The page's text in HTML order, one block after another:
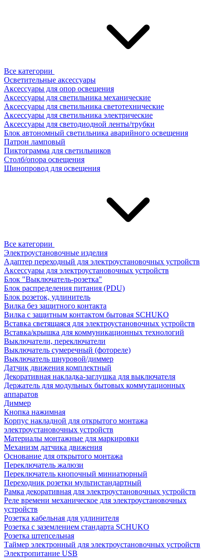
Все категории
Осветительные аксессуары
Аксессуары для опор освещения
Аксессуары для светильника механические
Аксессуары для светильника светотехнические
Аксессуары для светильника электрические
Аксессуары для светодиодной ленты/трубки
Блок автономный светильника аварийного освещения
Патрон ламповый
Пиктограмма для светильников
Столб/опора освещения
Шинопровод для освещения
Все категории
Электроустановочные изделия
Адаптер переходный для электроустановочных устройств
Аксессуары для электроустановочных устройств
Блок "Выключатель-розетка"
Блок распределения питания (PDU)
Блок розеток, удлинитель
Вилка без защитного контакта
Вилка с защитным контактом бытовая SCHUKO
Вставка светящаяся для электроустановочных устройств
Вставка/крышка для коммуникационных технологий
Выключатели, переключатели
Выключатель сумеречный (фотореле)
Выключатель шнуровой/диммер
Датчик движения комплектный
Декоративная накладка-заглушка для выключателя
Держатель для модульных бытовых коммутационных
аппаратов
Диммер
Кнопка нажимная
Корпус накладной для открытого монтажа
электроустановочных устройств
Материалы монтажные для маркировки
Механизм датчика движения
Основание для открытого монтажа
Переключатель жалюзи
Переключатель кнопочный миниатюрный
Переходник розетки мультистандартный
Рамка декоративная для электроустановочных устройств
Реле времени механическое для электроустановочных
устройств
Розетка кабельная для удлинителя
Розетка с заземлением стандарта SCHUKO
Розетка штепсельная
Таймер электронный для электроустановочных устройств
Электропитание USB